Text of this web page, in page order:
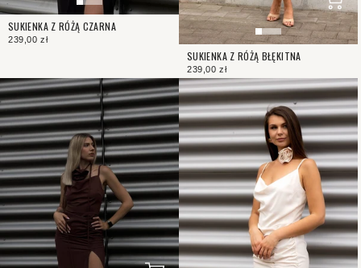
SUKIENKA Z RÓŻĄ CZARNA
239,00 zł
SUKIENKA Z RÓŻĄ BŁĘKITNA
239,00 zł